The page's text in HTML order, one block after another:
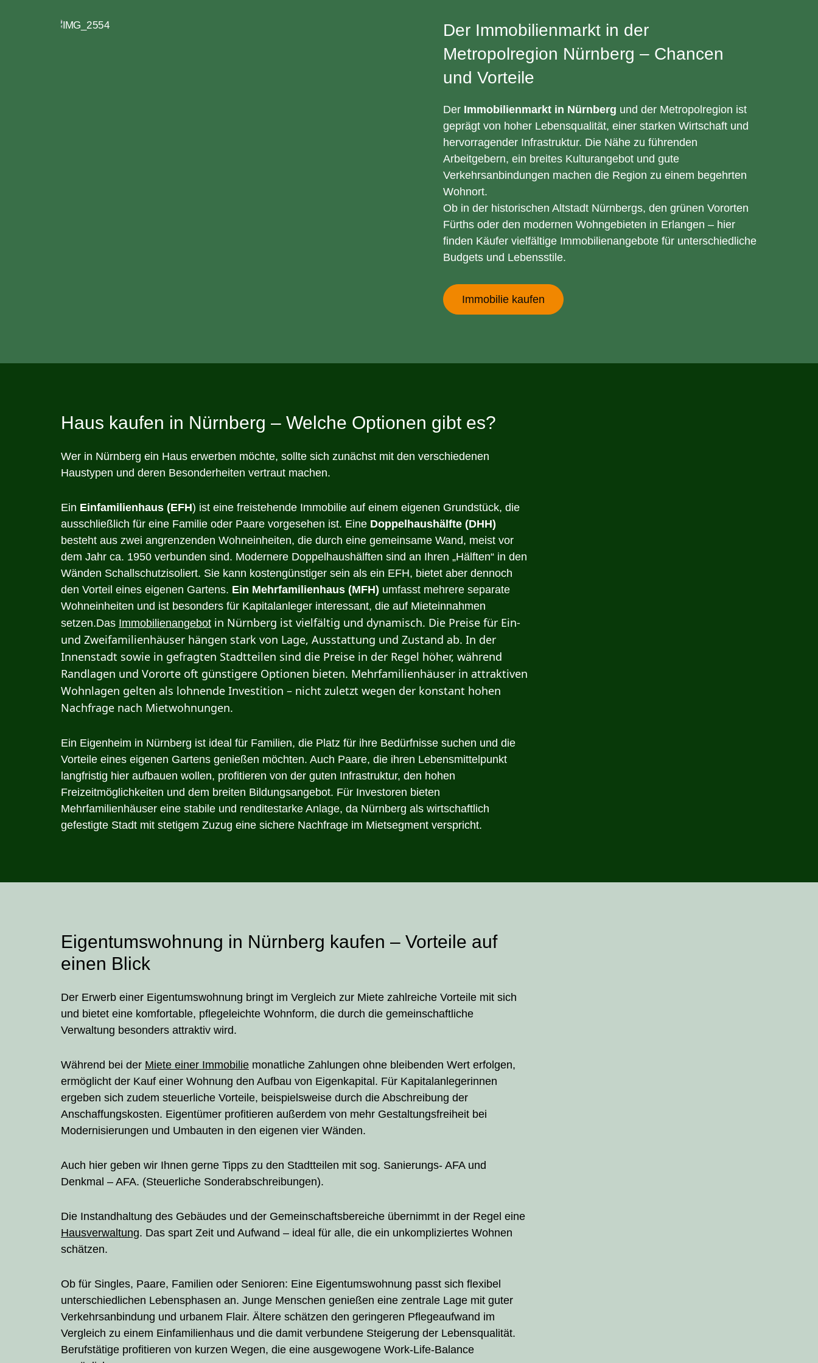
Der Immobilienmarkt in der
Metropolregion Nürnberg – Chancen
und Vorteile
Der Immobilienmarkt in Nürnberg und der Metropolregion ist
geprägt von hoher Lebensqualität, einer starken Wirtschaft und
hervorragender Infrastruktur. Die Nähe zu führenden
Arbeitgebern, ein breites Kulturangebot und gute
Verkehrsanbindungen machen die Region zu einem begehrten
Wohnort.
Ob in der historischen Altstadt Nürnbergs, den grünen Vororten
Fürths oder den modernen Wohngebieten in Erlangen – hier
finden Käufer vielfältige Immobilienangebote für unterschiedliche
Budgets und Lebensstile.
Immobilie kaufen
Haus kaufen in Nürnberg – Welche Optionen gibt es?
Wer in Nürnberg ein Haus erwerben möchte, sollte sich zunächst mit den verschiedenen
Haustypen und deren Besonderheiten vertraut machen.
Ein Einfamilienhaus (EFH) ist eine freistehende Immobilie auf einem eigenen Grundstück, die
ausschließlich für eine Familie oder Paare vorgesehen ist. Eine Doppelhaushälfte (DHH)
besteht aus zwei angrenzenden Wohneinheiten, die durch eine gemeinsame Wand, meist vor
dem Jahr ca. 1950 verbunden sind. Modernere Doppelhaushälften sind an Ihren „Hälften“ in den
Wänden Schallschutzisoliert. Sie kann kostengünstiger sein als ein EFH, bietet aber dennoch
den Vorteil eines eigenen Gartens. Ein Mehrfamilienhaus (MFH) umfasst mehrere separate
Wohneinheiten und ist besonders für Kapitalanleger interessant, die auf Mieteinnahmen
setzen.Das Immobilienangebot in Nürnberg ist vielfältig und dynamisch. Die Preise für Ein-
und Zweifamilienhäuser hängen stark von Lage, Ausstattung und Zustand ab. In der
Innenstadt sowie in gefragten Stadtteilen sind die Preise in der Regel höher, während
Randlagen und Vororte oft günstigere Optionen bieten. Mehrfamilienhäuser in attraktiven
Wohnlagen gelten als lohnende Investition – nicht zuletzt wegen der konstant hohen
Nachfrage nach Mietwohnungen.
Ein Eigenheim in Nürnberg ist ideal für Familien, die Platz für ihre Bedürfnisse suchen und die
Vorteile eines eigenen Gartens genießen möchten. Auch Paare, die ihren Lebensmittelpunkt
langfristig hier aufbauen wollen, profitieren von der guten Infrastruktur, den hohen
Freizeitmöglichkeiten und dem breiten Bildungsangebot. Für Investoren bieten
Mehrfamilienhäuser eine stabile und renditestarke Anlage, da Nürnberg als wirtschaftlich
gefestigte Stadt mit stetigem Zuzug eine sichere Nachfrage im Mietsegment verspricht.
Eigentumswohnung in Nürnberg kaufen – Vorteile auf
einen Blick
Der Erwerb einer Eigentumswohnung bringt im Vergleich zur Miete zahlreiche Vorteile mit sich
und bietet eine komfortable, pflegeleichte Wohnform, die durch die gemeinschaftliche
Verwaltung besonders attraktiv wird.
Während bei der Miete einer Immobilie monatliche Zahlungen ohne bleibenden Wert erfolgen,
ermöglicht der Kauf einer Wohnung den Aufbau von Eigenkapital. Für Kapitalanlegerinnen
ergeben sich zudem steuerliche Vorteile, beispielsweise durch die Abschreibung der
Anschaffungskosten. Eigentümer profitieren außerdem von mehr Gestaltungsfreiheit bei
Modernisierungen und Umbauten in den eigenen vier Wänden.
Auch hier geben wir Ihnen gerne Tipps zu den Stadtteilen mit sog. Sanierungs- AFA und
Denkmal – AFA. (Steuerliche Sonderabschreibungen).
Die Instandhaltung des Gebäudes und der Gemeinschaftsbereiche übernimmt in der Regel eine
Hausverwaltung. Das spart Zeit und Aufwand – ideal für alle, die ein unkompliziertes Wohnen
schätzen.
Ob für Singles, Paare, Familien oder Senioren: Eine Eigentumswohnung passt sich flexibel
unterschiedlichen Lebensphasen an. Junge Menschen genießen eine zentrale Lage mit guter
Verkehrsanbindung und urbanem Flair. Ältere schätzen den geringeren Pflegeaufwand im
Vergleich zu einem Einfamilienhaus und die damit verbundene Steigerung der Lebensqualität.
Berufstätige profitieren von kurzen Wegen, die eine ausgewogene Work-Life-Balance